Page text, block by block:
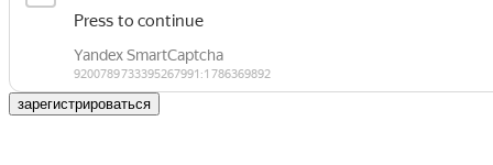
зарегистрироваться